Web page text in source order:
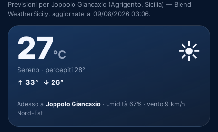
Previsioni per Joppolo Giancaxio (Agrigento, Sicilia) — Blend
WeatherSicily, aggiornate al 09/08/2026 03:06.
27°C
Sereno · percepiti 28°
↑ 33° ↓ 26°
☀️
Adesso a Joppolo Giancaxio · umidità 67% · vento 9 km/h
Nord-Est